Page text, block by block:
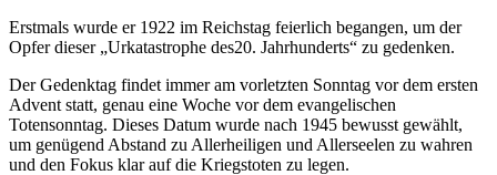
Erstmals wurde er 1922 im Reichstag feierlich begangen, um der
Opfer dieser „Urkatastrophe des20. Jahrhunderts“ zu gedenken.
Der Gedenktag findet immer am vorletzten Sonntag vor dem ersten
Advent statt, genau eine Woche vor dem evangelischen
Totensonntag. Dieses Datum wurde nach 1945 bewusst gewählt,
um genügend Abstand zu Allerheiligen und Allerseelen zu wahren
und den Fokus klar auf die Kriegstoten zu legen.